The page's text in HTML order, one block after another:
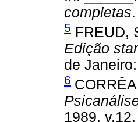
completas
5 FREUD,
Edição
de
6
1989. v.12,